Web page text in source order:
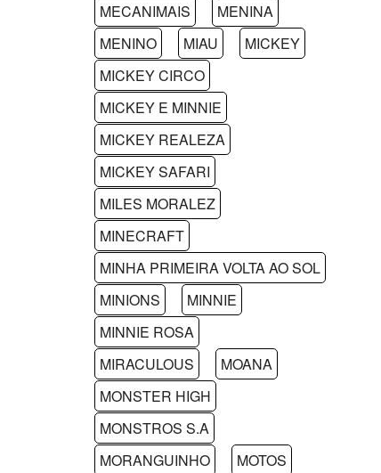
MECANIMAIS
MENINA
MENINO
MIAU
MICKEY
MICKEY CIRCO
MICKEY E MINNIE
MICKEY REALEZA
MICKEY SAFARI
MILES MORALEZ
MINECRAFT
MINHA PRIMEIRA VOLTA AO SOL
MINIONS
MINNIE
MINNIE ROSA
MIRACULOUS
MOANA
MONSTER HIGH
MONSTROS S.A
MORANGUINHO
MOTOS